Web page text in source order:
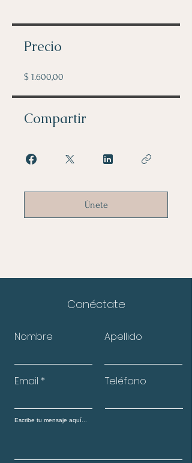
Precio
$ 1.600,00
Compartir
Únete
Conéctate
Nombre Apellido
Email Teléfono